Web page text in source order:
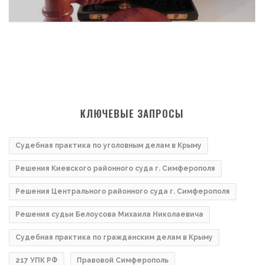
КЛЮЧЕВЫЕ ЗАПРОСЫ
Судебная практика по уголовным делам в Крыму
Решения Киевского районного суда г. Симферополя
Решения Центрального районного суда г. Симферополя
Решения судьи Белоусова Михаила Николаевича
Судебная практика по гражданским делам в Крыму
217 УПК РФ Правовой Симферополь